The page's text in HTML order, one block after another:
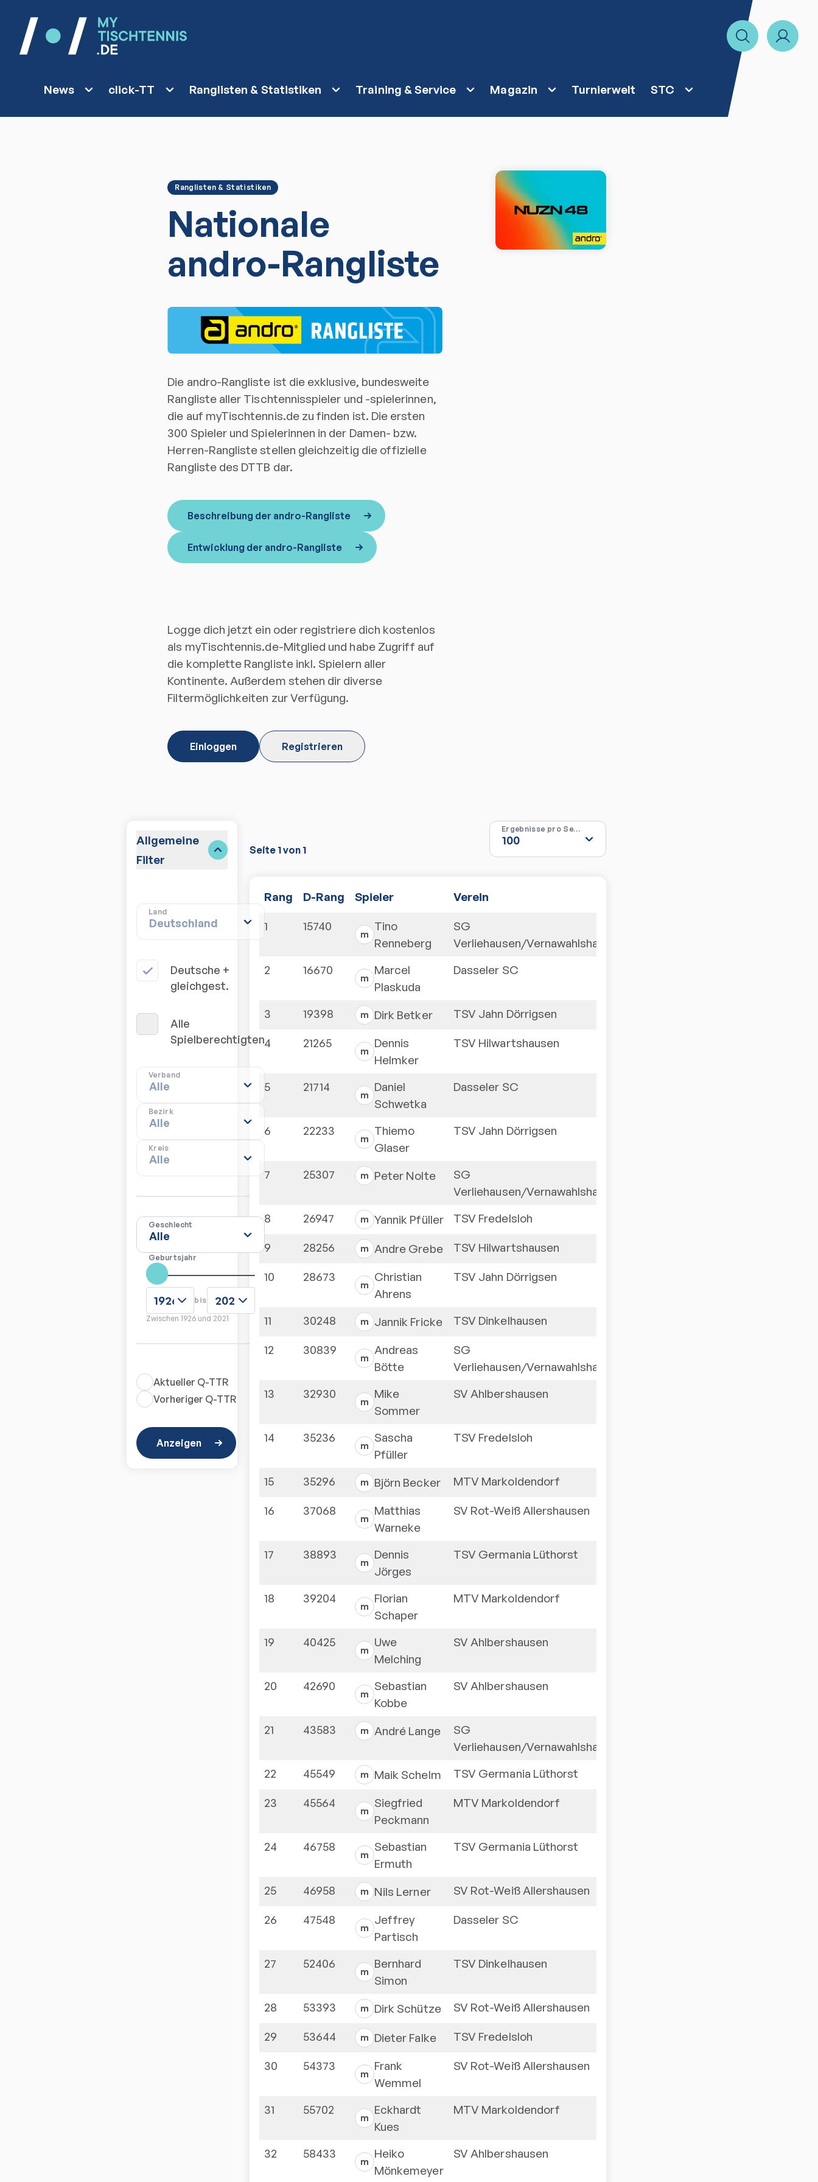
News click-TT Ranglisten & Statistiken Training & Service Magazin Turnierwelt STC
Ranglisten & Statistiken
Nationale
andro-Rangliste
Die andro-Rangliste ist die exklusive, bundesweite
Rangliste aller Tischtennisspieler und -spielerinnen,
die auf myTischtennis.de zu finden ist. Die ersten
300 Spieler und Spielerinnen in der Damen- bzw.
Herren-Rangliste stellen gleichzeitig die offizielle
Rangliste des DTTB dar.
Beschreibung der andro-Rangliste
Entwicklung der andro-Rangliste
Logge dich jetzt ein oder registriere dich kostenlos
als myTischtennis.de-Mitglied und habe Zugriff auf
die komplette Rangliste inkl. Spielern aller
Kontinente. Außerdem stehen dir diverse
Filtermöglichkeiten zur Verfügung.
Einloggen Registrieren
Allgemeine
Filter
Land
Deutsche +
gleichgest.
Alle
Spielberechtigten
Verband
Bezirk
Kreis
Geschlecht
Geburtsjahr
bis
Zwischen 1926 und 2021
Aktueller Q-TTR
Vorheriger Q-TTR
Anzeigen
Seite 1von 1
Ergebnisse pro Seite
Rang D-Rang Spieler Verein
1 15740
m
Tino
Renneberg
SG
Verliehausen/Vernawahlshausen
2 16670
m
Marcel
Plaskuda
Dasseler SC
3 19398 m Dirk Betker TSV Jahn Dörrigsen
4 21265
m
Dennis
Helmker
TSV Hilwartshausen
5 21714
m
Daniel
Schwetka
Dasseler SC
6 22233
m
Thiemo
Glaser
TSV Jahn Dörrigsen
7 25307 m Peter Nolte
SG
Verliehausen/Vernawahlshausen
8 26947 m Yannik Pfüller TSV Fredelsloh
9 28256 m Andre Grebe TSV Hilwartshausen
10 28673
m
Christian
Ahrens
TSV Jahn Dörrigsen
11 30248 m Jannik Fricke TSV Dinkelhausen
12 30839
m
Andreas
Bötte
SG
Verliehausen/Vernawahlshausen
13 32930
m
Mike
Sommer
SV Ahlbershausen
14 35236
m
Sascha
Pfüller
TSV Fredelsloh
15 35296 m Björn Becker MTV Markoldendorf
16 37068
m
Matthias
Warneke
SV Rot-Weiß Allershausen
17 38893
m
Dennis
Jörges
TSV Germania Lüthorst
18 39204
m
Florian
Schaper
MTV Markoldendorf
19 40425
m
Uwe
Melching
SV Ahlbershausen
20 42690
m
Sebastian
Kobbe
SV Ahlbershausen
21 43583 m André Lange
SG
Verliehausen/Vernawahlshausen
22 45549 m Maik Schelm TSV Germania Lüthorst
23 45564
m
Siegfried
Peckmann
MTV Markoldendorf
24 46758
m
Sebastian
Ermuth
TSV Germania Lüthorst
25 46958 m Nils Lerner SV Rot-Weiß Allershausen
26 47548
m
Jeffrey
Partisch
Dasseler SC
27 52406
m
Bernhard
Simon
TSV Dinkelhausen
28 53393 m Dirk Schütze SV Rot-Weiß Allershausen
29 53644 m Dieter Falke TSV Fredelsloh
30 54373
m
Frank
Wemmel
SV Rot-Weiß Allershausen
31 55702
m
Eckhardt
Kues
MTV Markoldendorf
32 58433
m
Heiko
Mönkemeyer
SV Ahlbershausen